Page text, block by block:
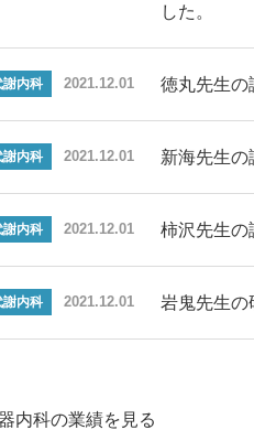
した。
謝内科 2021.12.01 徳丸先生の
謝内科 2021.12.01 新海先生の
謝内科 2021.12.01 柿沢先生の
謝内科 2021.12.01 岩鬼先生の
内科の業績を見る